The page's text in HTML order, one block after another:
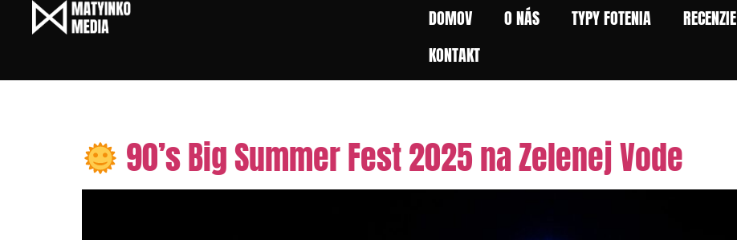
DOMOV O NÁS TYPY FOTENIA RECENZIE
KONTAKT
90’s Big Summer Fest 2025 na Zelenej Vode